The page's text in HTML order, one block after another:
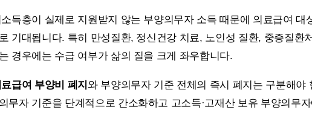
득층이 실제로 지원받지 않는 부양의무자 소득 때문에 의료급여 대
기대됩니다. 특히 만성질환, 정신건강 치료, 노인성 질환, 중증질환
경우에는 수급 여부가 삶의 질을 크게 좌우합니다.
급여 부양비 폐지 와 부양의무자 기준 전체의 즉시 폐지는 구분해야
무자 기준을 단계적으로 간소화하고 고소득·고재산 보유 부양의무